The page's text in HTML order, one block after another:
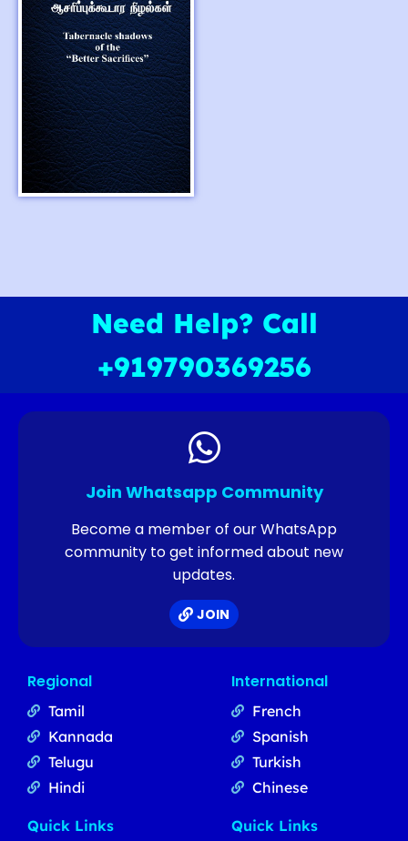
Need Help? Call
+919790369256
Join Whatsapp Community
Become a member of our WhatsApp
community to get informed about new
updates.
JOIN
Regional
Tamil
Kannada
Telugu
Hindi
International
French
Spanish
Turkish
Chinese
Quick Links Quick Links